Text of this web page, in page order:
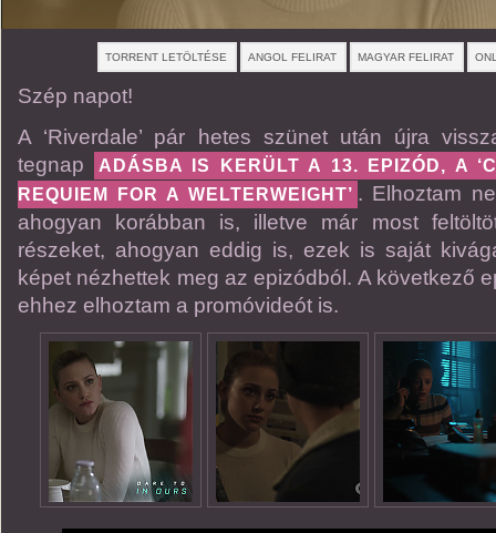
TORRENT LETÖLTÉSE ANGOL FELIRAT MAGYAR FELIRAT
Szép napot!
A ‘Riverdale’ pár hetes szünet után újra
tegnap
ADÁSBA IS KERÜLT A 13. EPIZÓD, A
REQUIEM FOR A WELTERWEIGHT’ . Elhoztam
ahogyan korábban is, illetve már most
részeket, ahogyan eddig is, ezek is saját
képet nézhettek meg az epizódból. A következő
ehhez elhoztam a promóvideót is.